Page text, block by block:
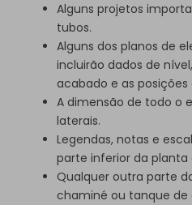
Alguns projetos
tubos.
Alguns dos planos de
incluirão dados de
acabado e as posições
A dimensão de todo o
laterais.
Legendas, notas e
parte inferior da planta
Qualquer outra parte
chaminé ou tanque